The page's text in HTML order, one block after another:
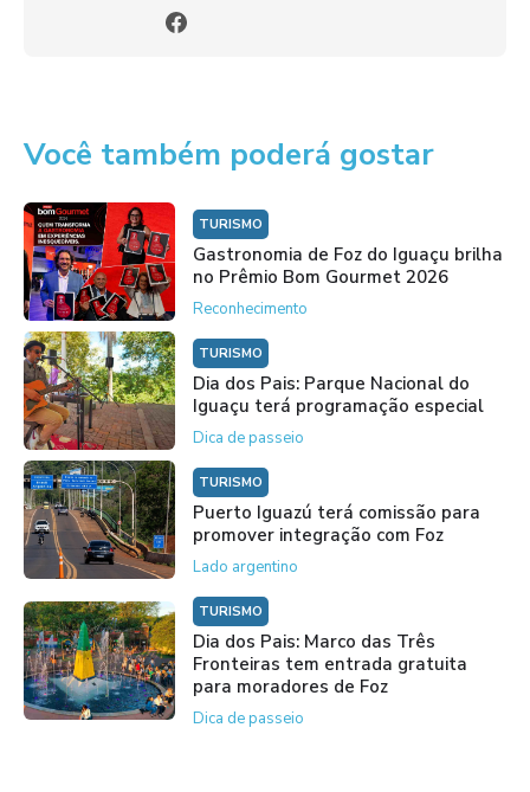
Você também poderá gostar
TURISMO
Gastronomia de Foz do Iguaçu brilha
no Prêmio Bom Gourmet 2026
Reconhecimento
TURISMO
Dia dos Pais: Parque Nacional do
Iguaçu terá programação especial
Dica de passeio
TURISMO
Puerto Iguazú terá comissão para
promover integração com Foz
Lado argentino
TURISMO
Dia dos Pais: Marco das Três
Fronteiras tem entrada gratuita
para moradores de Foz
Dica de passeio